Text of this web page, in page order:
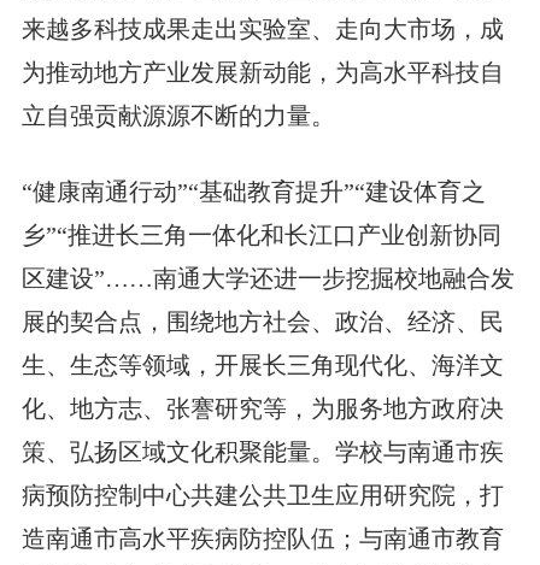
来越多科技成果走出实验室、走向大市场，成
为推动地方产业发展新动能，为高水平科技自
立自强贡献源源不断的力量。
“健康南通行动”“基础教育提升”“建设体育之
乡”“推进长三角一体化和长江口产业创新协同
区建设”……南通大学还进一步挖掘校地融合发
展的契合点，围绕地方社会、政治、经济、民
生、生态等领域，开展长三角现代化、海洋文
化、地方志、张謇研究等，为服务地方政府决
策、弘扬区域文化积聚能量。学校与南通市疾
病预防控制中心共建公共卫生应用研究院，打
造南通市高水平疾病防控队伍；与南通市教育